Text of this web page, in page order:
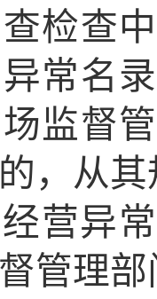
检查
常名
监督
，从
经营异
管理